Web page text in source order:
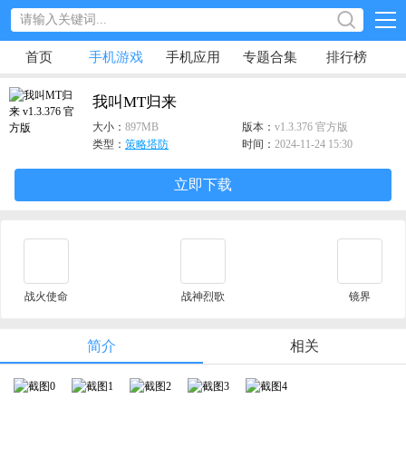
首页 手机游戏 手机应用 专题合集 排行榜
我叫MT归来
大小： 897MB 版本： v1.3.376 官方版
类型： 策略塔防 时间： 2024-11-24 15:30
立即下载
战火使命 战神烈歌 镜界
简介 相关